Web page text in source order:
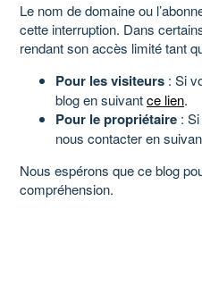
Le nom de domaine ou
cette interruption. Dans
rendant son accès limité tant
Pour les visiteurs : Si
blog en suivantce lien.
Pour le propriétaire :
nous contacter en
Nous espérons que ce blog
compréhension.